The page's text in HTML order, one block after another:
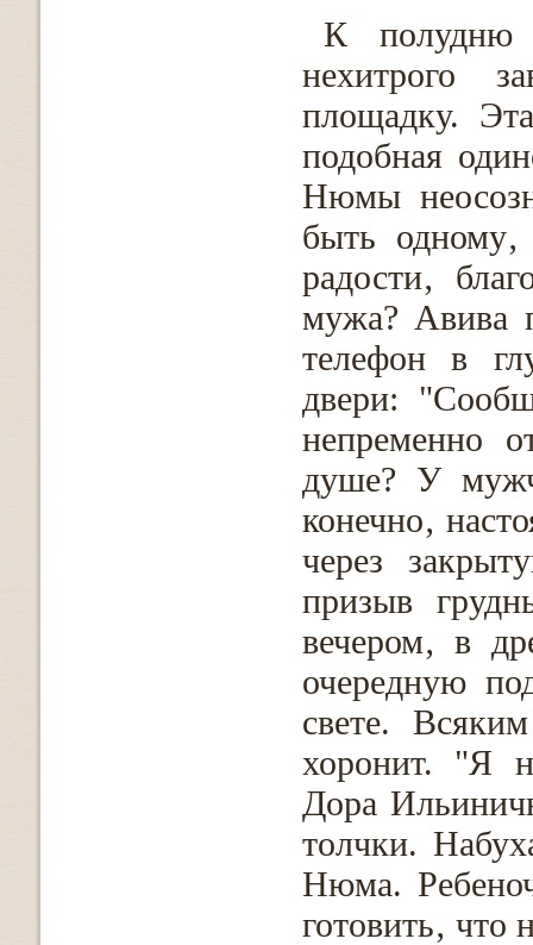
К полудню
нехитрого
площадку.
подобная
Нюмы
быть
радости‚
мужа? Авива
телефон в
двери:
непременно
душе? У
конечно‚
через
призыв
вечером‚ в
очередную
свете.
хоронит. "Я
Дора
толчки.
Нюма.
готовить‚